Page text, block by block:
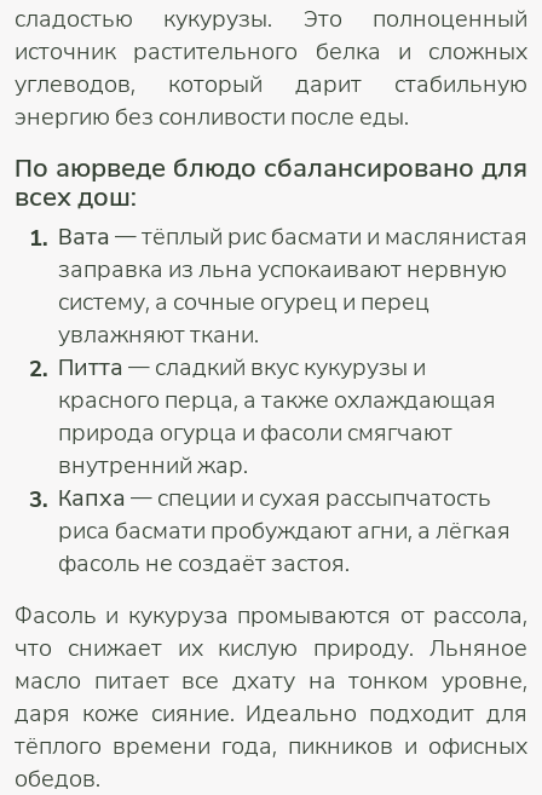
сладостью кукурузы. Это полноценный
источник растительного белка и сложных
углеводов, который дарит стабильную
энергию без сонливости после еды.
По аюрведе блюдо сбалансировано для
всех дош:
Вата — тёплый рис басмати и маслянистая
заправка из льна успокаивают нервную
систему, а сочные огурец и перец
увлажняют ткани.
Питта — сладкий вкус кукурузы и
красного перца, а также охлаждающая
природа огурца и фасоли смягчают
внутренний жар.
Капха — специи и сухая рассыпчатость
риса басмати пробуждают агни, а лёгкая
фасоль не создаёт застоя.
Фасоль и кукуруза промываются от рассола,
что снижает их кислую природу. Льняное
масло питает все дхату на тонком уровне,
даря коже сияние. Идеально подходит для
тёплого времени года, пикников и офисных
обедов.